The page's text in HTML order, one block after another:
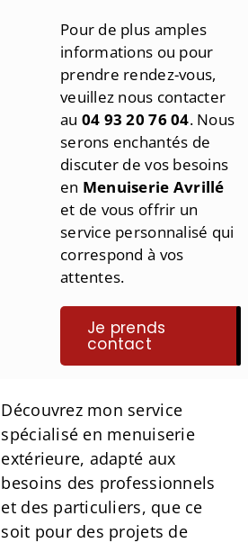
Pour de plus amples
informations ou pour
prendre rendez-vous,
veuillez nous contacter
au 04 93 20 76 04. Nous
serons enchantés de
discuter de vos besoins
en Menuiserie Avrillé
et de vous offrir un
service personnalisé qui
correspond à vos
attentes.
Je prends
contact
Découvrez mon service
spécialisé en menuiserie
extérieure, adapté aux
besoins des professionnels
et des particuliers, que ce
soit pour des projets de